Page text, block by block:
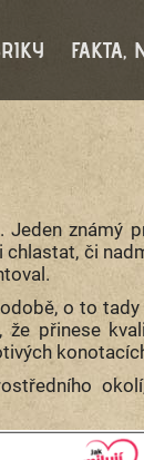
FAKTA,
známý
chlastat, či
o to tady
přinese